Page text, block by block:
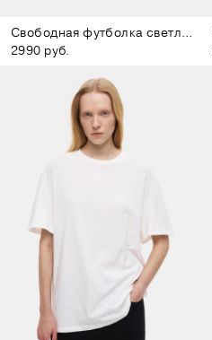
Свободная футболка светло-серая
2990 руб.